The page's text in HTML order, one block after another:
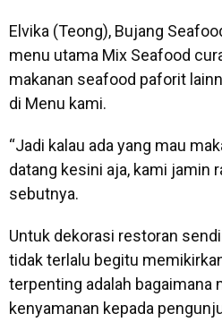
Elvika (Teong), Bujang
menu utama Mix Seafood
makanan seafood paforit
di Menu kami.
“Jadi kalau ada yang mau
datang kesini aja, kami jamin
sebutnya.
Untuk dekorasi restoran
tidak terlalu begitu
terpenting adalah bagaimana
kenyamanan kepada